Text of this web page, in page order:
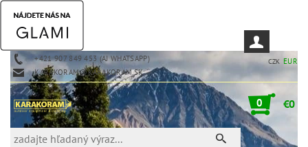
+421 907 849 453 (AJ WHATSAPP)
KARAKORAM@KARAKORAM.SK
CZK EUR
0 €0